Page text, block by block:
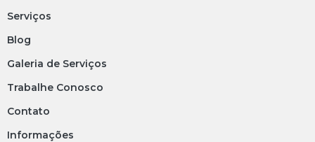
Serviços
Blog
Galeria de Serviços
Trabalhe Conosco
Contato
Informações